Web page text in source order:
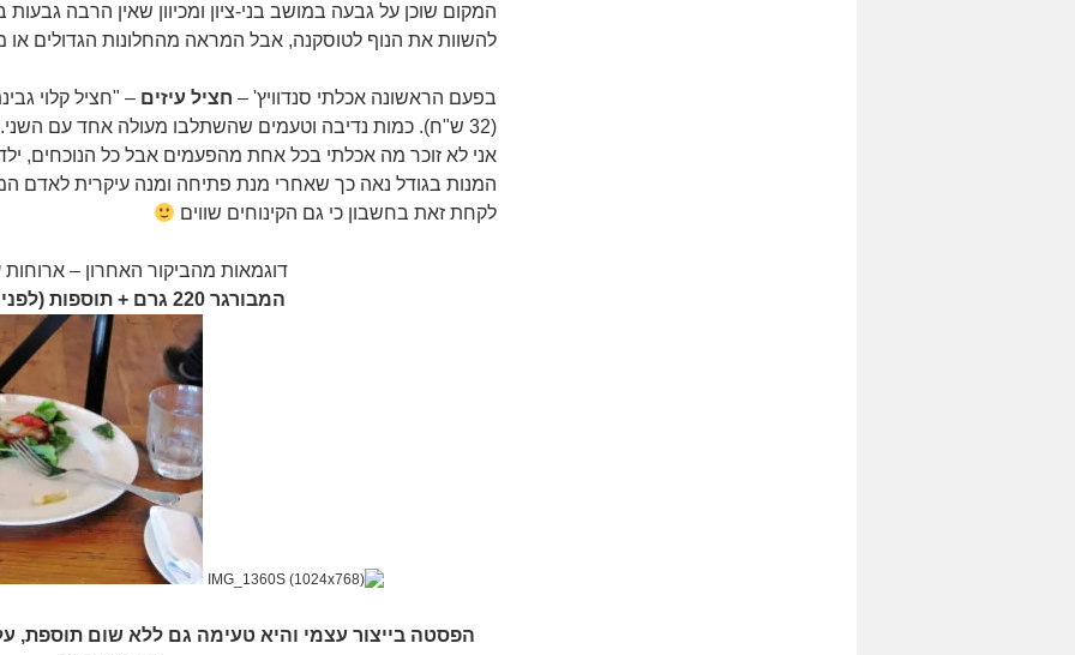
המקום שוכן על גבעה במושב בני-ציון ומכיוון שאין הרבה גבעות
להשוות את הנוף לטוסקנה, אבל המראה מהחלונות הגדולים
בפעם הראשונה אכלתי סנדוויץ' – חציל עיזים – "חציל קלוי
(32 ש"ח). כמות נדיבה וטעמים שהשתלבו מעולה אחד עם השני.
אני לא זוכר מה אכלתי בכל אחת מהפעמים אבל כל הנוכחים,
המנות בגודל נאה כך שאחרי מנת פתיחה ומנה עיקרית לאדם
לקחת זאת בחשבון כי גם הקינוחים שווים
דוגמאות מהביקור האחרון – ארוחות
המבורגר 220 גרם + תוספות (לפני ואחרי)
הפסטה בייצור עצמי והיא טעימה גם ללא שום